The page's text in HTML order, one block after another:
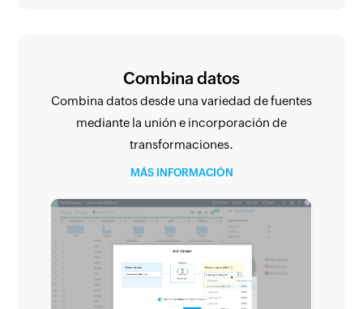
Combina datos
Combina datos desde una variedad de fuentes
mediante la unión e incorporación de
transformaciones.
MÁS INFORMACIÓN